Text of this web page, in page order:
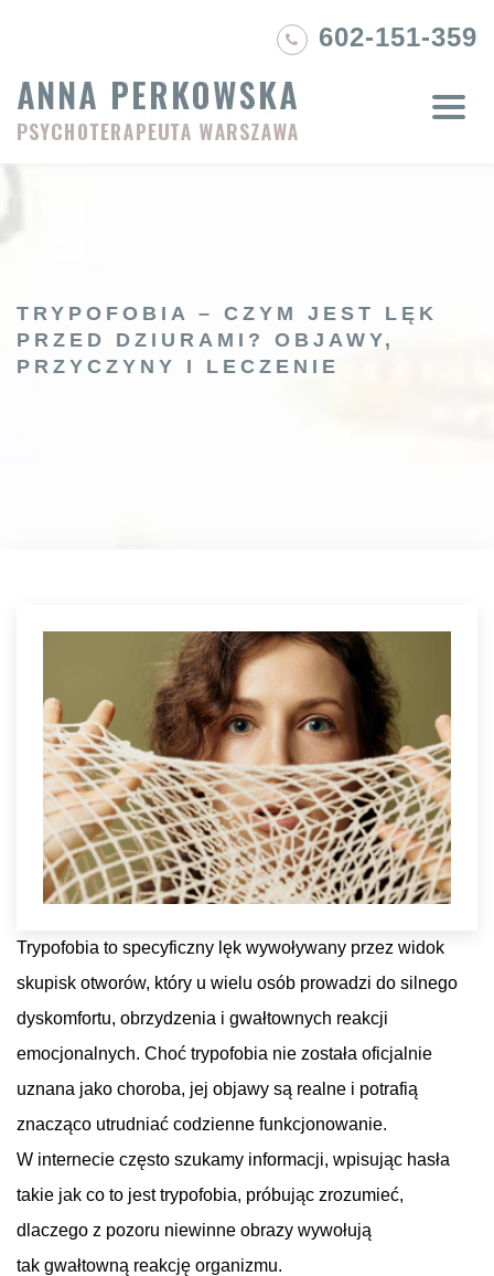
content
602-151-359
TRYPOFOBIA – CZYM JEST LĘK
PRZED DZIURAMI? OBJAWY,
PRZYCZYNY I LECZENIE
Trypofobia to specyficzny lęk wywoływany przez widok
skupisk otworów, który u wielu osób prowadzi do silnego
dyskomfortu, obrzydzenia i gwałtownych reakcji
emocjonalnych. Choć trypofobia nie została oficjalnie
uznana jako choroba, jej objawy są realne i potrafią
znacząco utrudniać codzienne funkcjonowanie.
W internecie często szukamy informacji, wpisując hasła
takie jak co to jest trypofobia, próbując zrozumieć,
dlaczego z pozoru niewinne obrazy wywołują
tak gwałtowną reakcję organizmu.